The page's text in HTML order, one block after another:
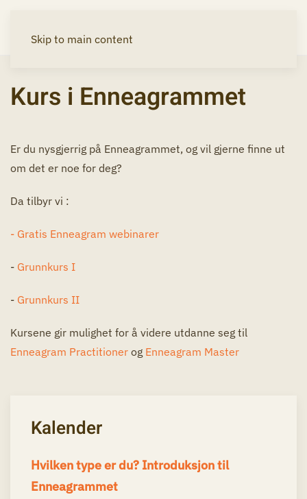
Skip to main content
Kurs i Enneagrammet
Er du nysgjerrig på Enneagrammet, og vil gjerne finne ut
om det er noe for deg?
Da tilbyr vi :
- Gratis Enneagram webinarer
- Grunnkurs I
- Grunnkurs II
Kursene gir mulighet for å videre utdanne seg til
Enneagram Practitioner og Enneagram Master
Kalender
Hvilken type er du? Introduksjon til
Enneagrammet